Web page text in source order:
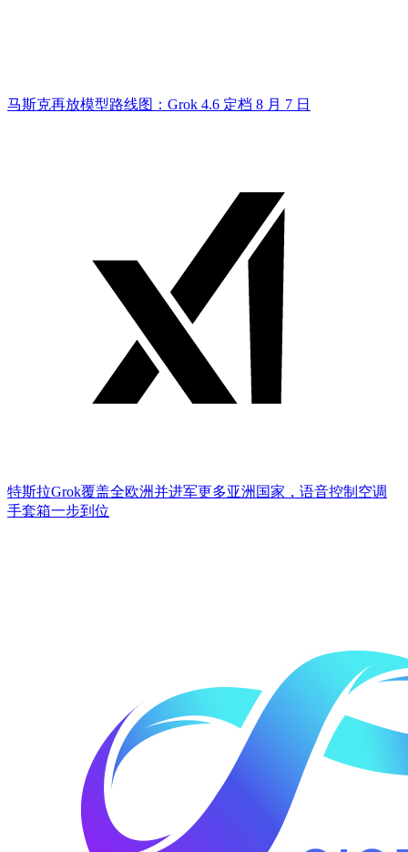
马斯克再放模型路线图：Grok 4.6 定档 8 月 7 日
特斯拉Grok覆盖全欧洲并进军更多亚洲国家，语音控制空调
手套箱一步到位